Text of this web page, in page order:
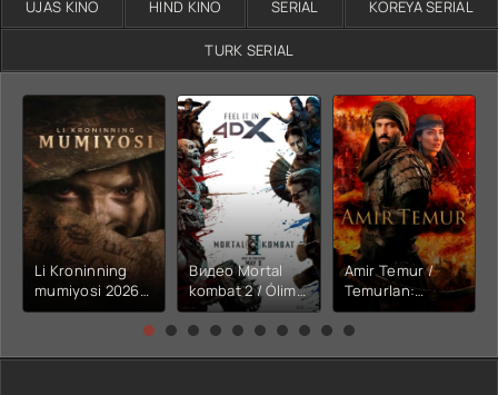
UJAS KINO HIND KINO SERIAL KOREYA SERIAL
TURK SERIAL
Li Kroninning
mumiyosi 2026
(uzbek tilida
kino) tarjima HD
Видео Mortal
kombat 2 / Ólim
jangi 2 (2026)
Uzbek tilida
Amir Temur /
Temurlan:
Fathchining
yuksalishi